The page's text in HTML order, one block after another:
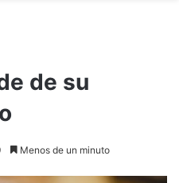
de su
Menos de un minuto